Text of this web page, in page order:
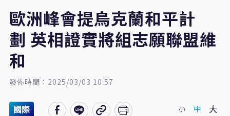
歐洲峰會提烏克蘭和平計
劃 英相證實將組志願聯盟維
和
發佈時間：2025/03/03 10:57
國際 小 中 大